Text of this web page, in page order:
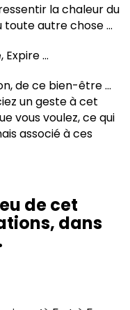
la chaleur du
toute autre chose …
Expire …
de ce bien-être …
un geste à cet
vous voulez, ce qui
associé à ces
de cet
dans